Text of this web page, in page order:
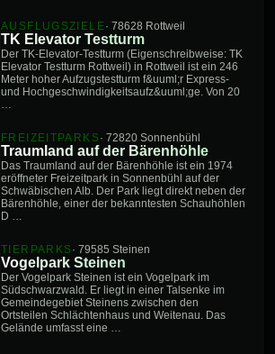
AUSFLUGSZIELE · 78628 Rottweil
TK Elevator Testturm
Der TK-Elevator-Testturm (Eigenschreibweise: TK
Elevator Testturm Rottweil) in Rottweil ist ein 246
Meter hoher Aufzugstestturm f&uuml;r Express-
und Hochgeschwindigkeitsaufz&uuml;ge. Von 20
…
FREIZEITPARKS· 72820 Sonnenbühl
Traumland auf der Bärenhöhle
Das Traumland auf der Bärenhöhle ist ein 1974
eröffneter Freizeitpark in Sonnenbühl auf der
Schwäbischen Alb. Der Park liegt direkt neben der
Bärenhöhle, einer der bekanntesten Schauhöhlen
D …
TIERPARKS· 79585 Steinen
Vogelpark Steinen
Der Vogelpark Steinen ist ein Vogelpark im
Südschwarzwald. Er liegt in einer Talsenke im
Gemeindegebiet Steinens zwischen den
Ortsteilen Schlächtenhaus und Weitenau. Das
Gelände umfasst eine …